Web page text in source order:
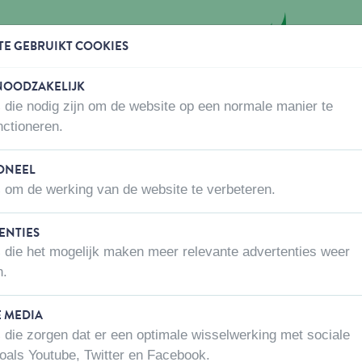
WAAR KOPEN OVER ONS CONTACTEER ONS
VADIGRAN BELGIË
Chemin Preuscamps 20 Bis
7822 Ghislenghien
GEBRUIKT COOKIES
die nodig zijn om de website op een normale manier te
om de werking van de website te verbeteren.
die het mogelijk maken meer relevante advertenties weer
MEDIA
die zorgen dat er een optimale wisselwerking met sociale
Youtube, Twitter en Facebook.